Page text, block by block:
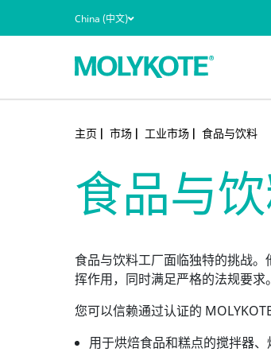
China (中文)
产品类型
技术
市场
性能优势
所有 MOLYKOTE ®产品
案例研究
新闻与活动
质量和环境认证
查看所有资源
主页 市场 工业市场 食品与饮料
食品与
食品与饮料工厂面临独特的挑战
挥作用，同时满足严格的法规要求。
您可以信赖通过认证的
用于烘焙食品和糕点的搅拌器